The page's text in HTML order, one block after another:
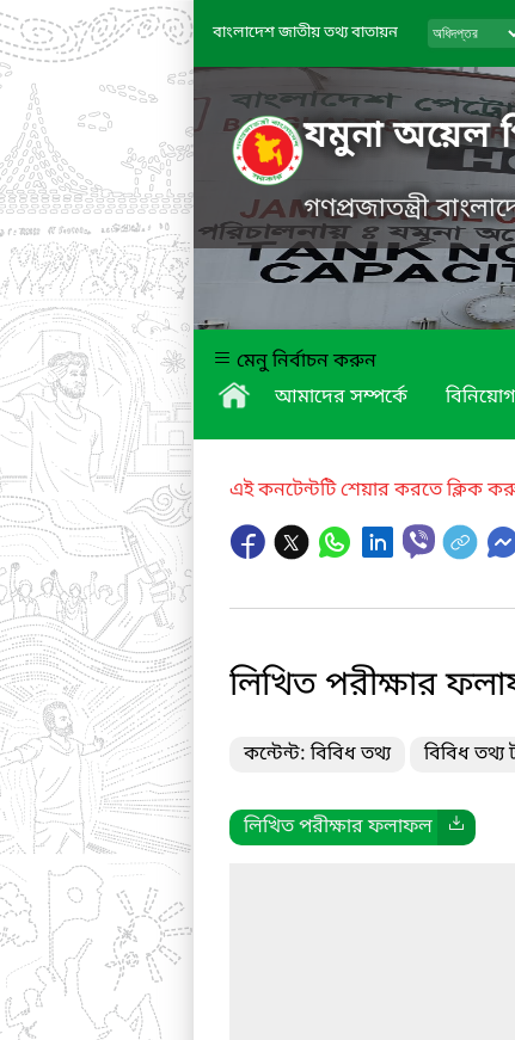
বাংলাদেশ জাতীয় তথ্য বাতায়ন
যমুনা অয়েল
গণপ্রজাতন্ত্রী
মেনু নির্বাচন করুন
আমাদের সম্পর্কে
এই কনটেন্টটি শেয়ার করতে ক্লিক
লিখিত পরীক্ষার
কন্টেন্ট: বিবিধ তথ্য বিবিধ তথ্য
লিখিত পরীক্ষার ফলাফল